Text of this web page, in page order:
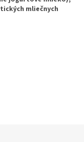
mliečnych